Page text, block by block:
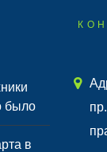
было
в